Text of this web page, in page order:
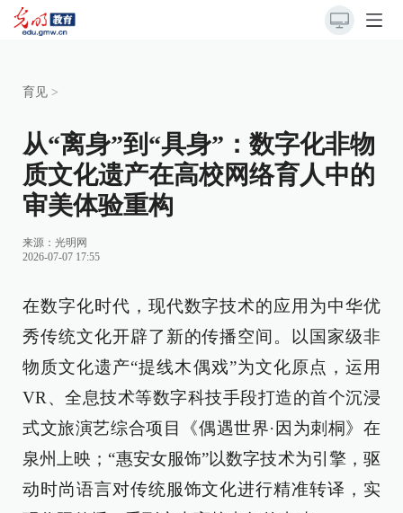
育见 >
从“离身”到“具身”：数字化非物
质文化遗产在高校网络育人中的
审美体验重构
来源： 光明网
2026-07-07 17:55
在数字化时代，现代数字技术的应用为中华优
秀传统文化开辟了新的传播空间。以国家级非
物质文化遗产“提线木偶戏”为文化原点，运用
VR、全息技术等数字科技手段打造的首个沉浸
式文旅演艺综合项目《偶遇世界·因为刺桐》在
泉州上映；“惠安女服饰”以数字技术为引擎，驱
动时尚语言对传统服饰文化进行精准转译，实